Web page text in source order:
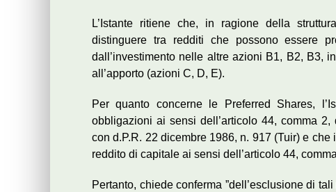
L’Istante ritiene che, in ragione della
distinguere tra redditi che possono essere
dall’investimento nelle altre azioni B1, B2, B3,
all’apporto (azioni C, D, E).
Per quanto concerne le Preferred Shares,
obbligazioni ai sensi dell’articolo 44, comma
con d.P.R. 22 dicembre 1986, n. 917 (Tuir) e
reddito di capitale ai sensi dell’articolo 44,
Pertanto, chiede conferma ”dell’esclusione di